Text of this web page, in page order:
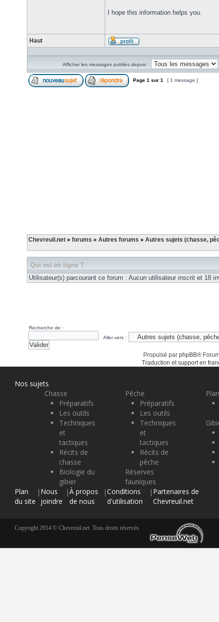
I hope this information helps you.
Haut
Afficher les messages publiés depuis :
Page 1 sur 1 [ 1 message ]
Chevreuil.net » forums » Autres forums » Autres sujets (chasse,
Qui est en ligne ?
Utilisateur(s) parcourant ce forum : Aucun utilisateur inscrit et 18
Recherche de :
Aller vers :
Propulsé par phpBB®
Traduction et support en
Nos sujets
Chasse
Préparatifs
Les outils
Techniques
et
tactiques
Récits de
chasse
Biologie du
gibier
Pêche
Préparatifs
Les outils
Techniques
et
tactiques
Récits de
pêche
Réserves
fauniques
Plan
du site
| Nous
joindre
|À propos
de nous
|Conditions
d'utilisation
| Partenaires de
Chevreuil.net
Copyright 2014 © Chevreuil.net. Tous droits réservés.